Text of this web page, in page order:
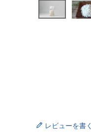
レビューを書く